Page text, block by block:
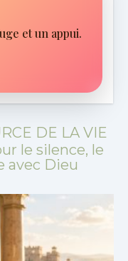
et un appui.
DE LA VIE
le silence, le
avec Dieu